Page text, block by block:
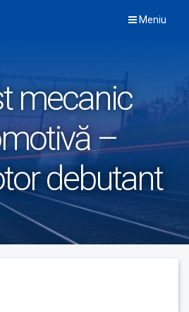
Meniu
mecanic
–
debutant